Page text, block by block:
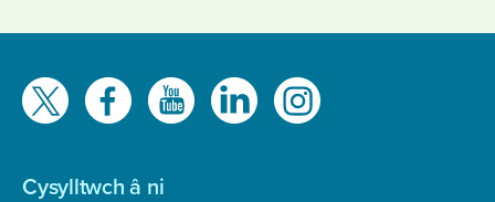
Gwelwch
ni
Cysylltwch â ni